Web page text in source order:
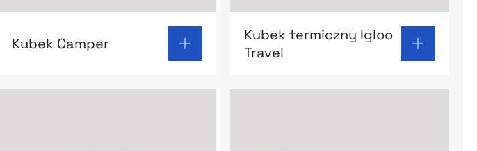
Kubek Camper
Kubek termiczny Igloo
Travel